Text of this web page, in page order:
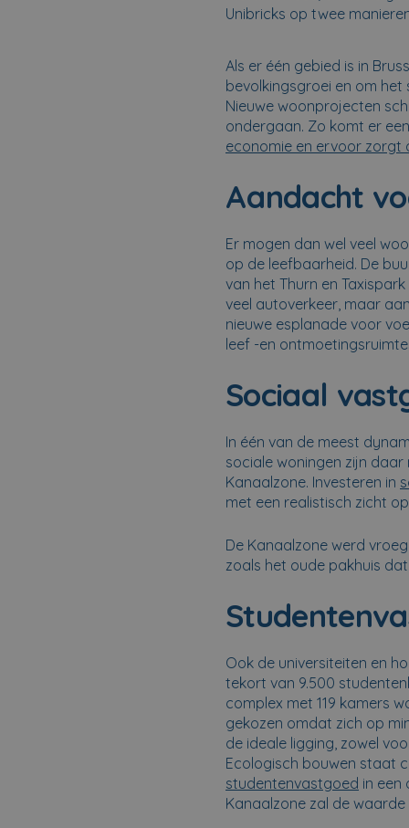
Unibricks op twee
Als er één gebied is in
bevolkingsgroei en om
Nieuwe woonprojecten
ondergaan. Zo komt er
economie en ervoor zorgt
Aandacht
Er mogen dan wel veel
op de leefbaarheid. De
van het Thurn en
veel autoverkeer, maar
nieuwe esplanade voor
leef -en
Sociaal
In één van de meest
sociale woningen zijn
Kanaalzone. Investeren in
met een realistisch zicht
De Kanaalzone werd
zoals het oude pakhuis
Ook de universiteiten en
tekort van 9.500
complex met 119 kamers
gekozen omdat zich op
de ideale ligging, zowel
Ecologisch bouwen staat
studentenvastgoed in een
Kanaalzone zal de